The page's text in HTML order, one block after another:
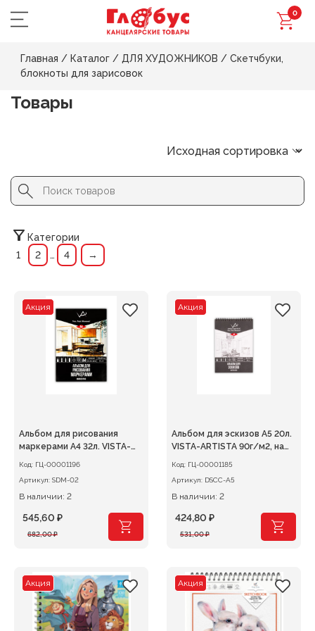
0
Главная / Каталог / ДЛЯ ХУДОЖНИКОВ / Скетчбуки,
блокноты для зарисовок
Товары
Search
for:
Button
Категории
1
2 … 4 →
Акция
Альбом для рисования
маркерами А4 32л. VISTA-
ARTISTA 75г/м2
Код: ГЦ-00001196
Артикул: SDM-02
В наличии: 2
682,00₽
Первоначальная
682,00 ₽.
545,60 ₽
Текущая
Акция
Альбом для эскизов А5 20л.
VISTA-ARTISTA 90г/м2, на
Код: ГЦ-00001185
Артикул: DSCC-A5
В наличии: 2
531,00₽
Первоначальная
531,00 ₽.
424,80 ₽
Текущая
Акция Акция